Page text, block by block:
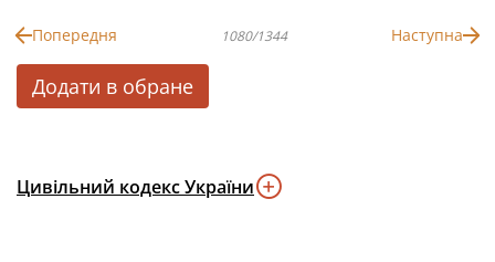
Попередня 1080/1344 Наступна
Додати в обране
Цивільний кодекс України